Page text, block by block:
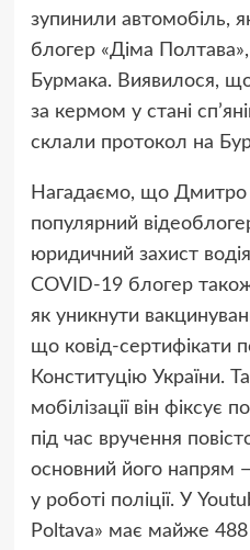
зупинили автомобіль,
блогер «Діма
Бурмака. Виявилося,
за кермом у стані
склали протокол на
Нагадаємо, що
популярний
юридичний захист
COVID-19 блогер також
як уникнути
що ковід-сертифікати
Конституцію України.
мобілізації він
під час вручення
основний його напрям
у роботі поліції. У
Poltava» має майже 488